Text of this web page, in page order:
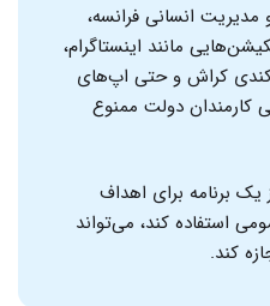
انسانی فرانسه،
مانند اینستاگرام،
کندی کراش و حتی اپ‌های
دولت ممنوع
برنامه برای اهداف
استفاده کند، می‌تواند
کند.